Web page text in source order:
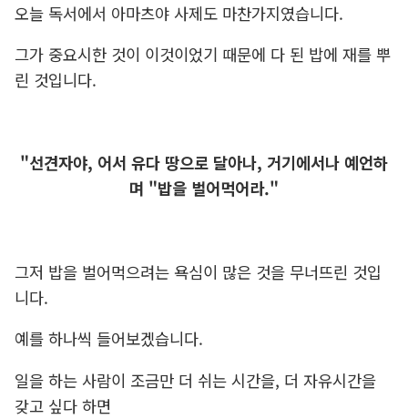
오늘 독서에서 아마츠야 사제도 마찬가지였습니다.
그가 중요시한 것이 이것이었기 때문에 다 된 밥에 재를 뿌
린 것입니다.
"선견자야, 어서 유다 땅으로 달아나, 거기에서나 예언하
며 "밥을 벌어먹어라."
그저 밥을 벌어먹으려는 욕심이 많은 것을 무너뜨린 것입
니다.
예를 하나씩 들어보겠습니다.
일을 하는 사람이 조금만 더 쉬는 시간을, 더 자유시간을
갖고 싶다 하면